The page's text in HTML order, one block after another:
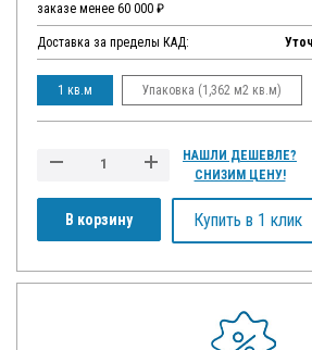
заказе менее 60 000 ₽
Доставка за пределы КАД:
1 кв.м Упаковка (1,362 м2 кв.м)
В корзину
НАШЛИ ДЕШЕВЛЕ?
СНИЗИМ ЦЕНУ!
Купить в 1 клик